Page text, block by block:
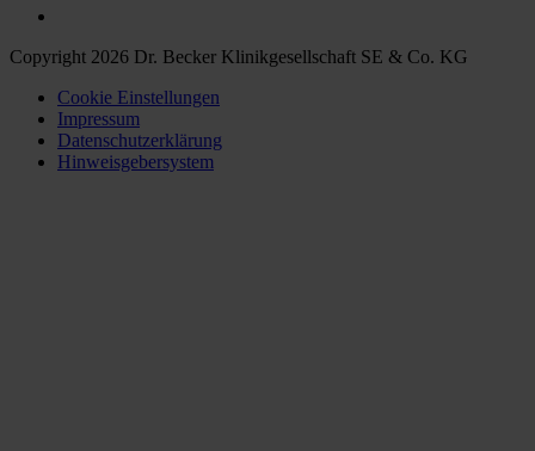
Copyright 2026 Dr. Becker Klinikgesellschaft SE & Co. KG
Cookie Einstellungen
Impressum
Datenschutzerklärung
Hinweisgebersystem